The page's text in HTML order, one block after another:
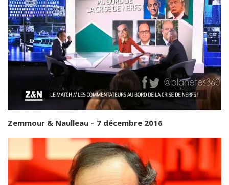
Zemmour & Naulleau – 7 décembre 2016